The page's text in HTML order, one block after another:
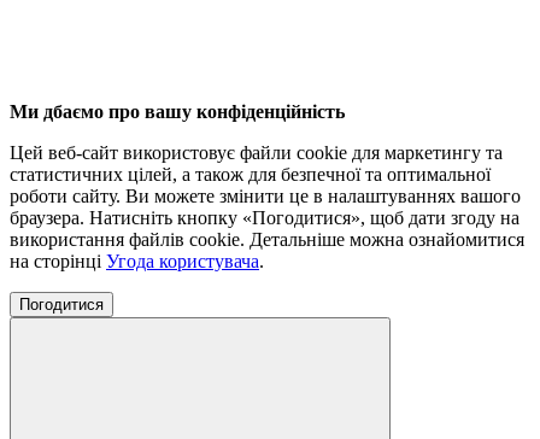
Ми дбаємо про вашу конфіденційність
Цей веб-сайт використовує файли cookie для маркетингу та
статистичних цілей, а також для безпечної та оптимальної
роботи сайту. Ви можете змінити це в налаштуваннях вашого
браузера. Натисніть кнопку «Погодитися», щоб дати згоду на
використання файлів cookie. Детальніше можна ознайомитися
на сторінці Угода користувача.
Погодитися